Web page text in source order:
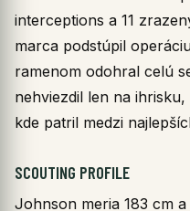
interceptions a 11
marca podstúpil
ramenom odohral celú
nehviezdil len na
kde patril medzi
SCOUTING PROFILE
Johnson meria 183 cm